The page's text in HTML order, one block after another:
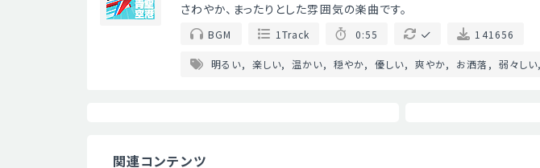
さわやか、まったりとした雰囲気の楽曲です。
BGM 1Track 0:55 141656
明るい 楽しい 温かい 穏やか 優しい 爽やか お洒落 弱々しい
関連コンテンツ